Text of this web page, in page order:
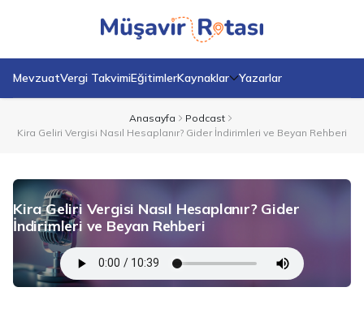
MevzuatVergi TakvimiEğitimlerKaynaklar Yazarlar
Anasayfa
Podcast
Kira Geliri Vergisi Nasıl Hesaplanır? Gider İndirimleri ve Beyan Rehberi
Kira Geliri Vergisi Nasıl Hesaplanır? Gider
İndirimleri ve Beyan Rehberi